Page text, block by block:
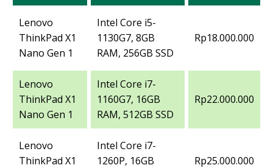
Lenovo
ThinkPad X1
Nano Gen 1
Intel Core i5-
1130G7, 8GB
RAM, 256GB SSD
Rp18.000.000
Lenovo
ThinkPad X1
Nano Gen 1
Intel Core i7-
1160G7, 16GB
RAM, 512GB SSD
Rp22.000.000
Lenovo
ThinkPad X1
Intel Core i7-
1260P, 16GB
Rp25.000.000